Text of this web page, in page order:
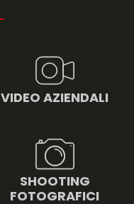
VIDEO AZIENDALI
SHOOTING
FOTOGRAFICI